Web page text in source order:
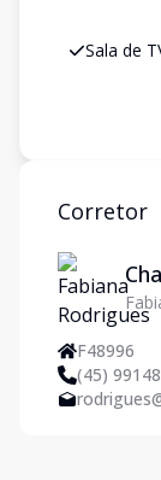
Sala de
Corretor
F48996
(45)